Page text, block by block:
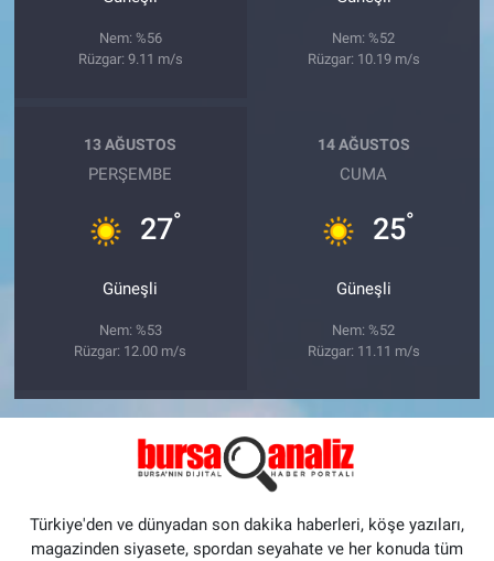
Nem: %56
Rüzgar: 9.11 m/s
Nem: %52
Rüzgar: 10.19 m/s
13 AĞUSTOS
PERŞEMBE
27°
Güneşli
Nem: %53
Rüzgar: 12.00 m/s
14 AĞUSTOS
CUMA
25°
Güneşli
Nem: %52
Rüzgar: 11.11 m/s
Türkiye'den ve dünyadan son dakika haberleri, köşe yazıları,
magazinden siyasete, spordan seyahate ve her konuda tüm